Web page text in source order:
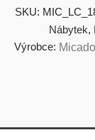
SKU:
Nábytek,
Výrobce: